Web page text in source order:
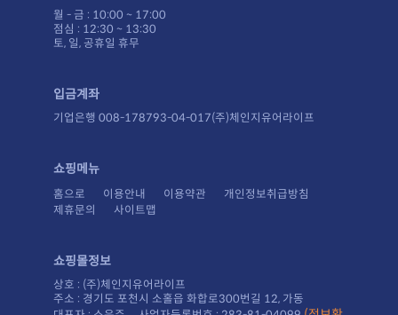
월 - 금 : 10:00 ~ 17:00
점심 : 12:30 ~ 13:30
토, 일, 공휴일 휴무
입금계좌
기업은행 008-178793-04-017(주)체인지유어라이프
쇼핑메뉴
홈으로 이용안내 이용약관
개인정보취급방침
제휴문의
사이트맵
쇼핑몰정보
상호 : (주)체인지유어라이프
주소 : 경기도 포천시 소홀읍 화합로300번길 12, 가동